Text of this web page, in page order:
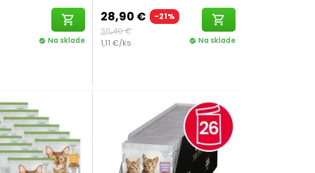
shopping_cart
check_circle Na sklade
28,90 €
-21%
36,40 €
shopping_cart
1,11 €/ks check_circle Na sklade